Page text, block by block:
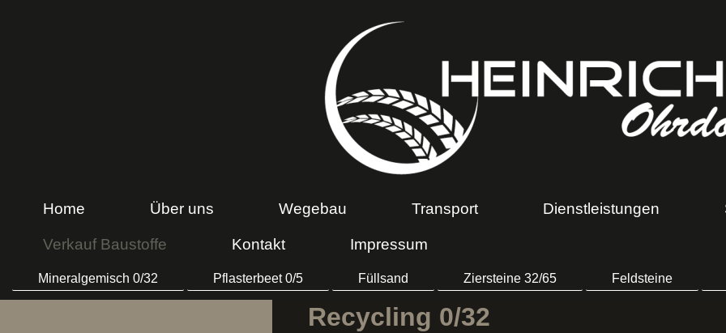
Home Über uns Wegebau Transport Dienstleistungen
Verkauf Baustoffe Kontakt Impressum
Mineralgemisch 0/32 Pflasterbeet 0/5 Füllsand Ziersteine 32/65 Feldsteine
Recycling 0/32